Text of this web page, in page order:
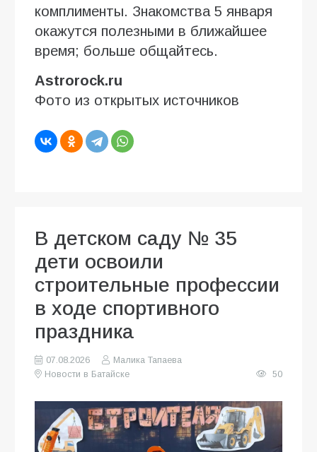
комплименты. Знакомства 5 января
окажутся полезными в ближайшее
время; больше общайтесь.
Astrorock.ru
Фото из открытых источников
В детском саду № 35
дети освоили
строительные профессии
в ходе спортивного
праздника
07.08.2026
Малика Тапаева
Новости в Батайске
50